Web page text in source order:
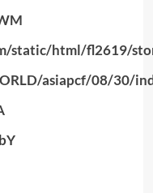
static/html/fl2619/
asiapcf/08/30/